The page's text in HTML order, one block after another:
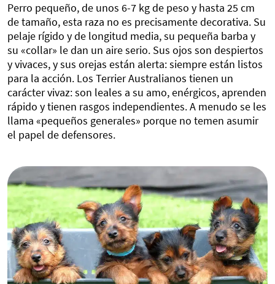
Perro pequeño, de unos 6-7 kg de peso y hasta 25 cm
de tamaño, esta raza no es precisamente decorativa. Su
pelaje rígido y de longitud media, su pequeña barba y
su «collar» le dan un aire serio. Sus ojos son despiertos
y vivaces, y sus orejas están alerta: siempre están listos
para la acción. Los Terrier Australianos tienen un
carácter vivaz: son leales a su amo, enérgicos, aprenden
rápido y tienen rasgos independientes. A menudo se les
llama «pequeños generales» porque no temen asumir
el papel de defensores.